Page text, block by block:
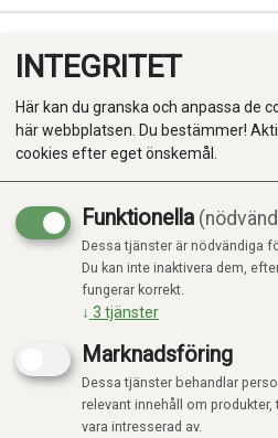
Produkter
Kategorier
INTEGRITET
Här kan du granska och anpassa de
här webbplatsen. Du bestämmer!
cookies efter eget önskemål.
Funktionella
Dessa tjänster är nödvändiga
Du kan inte inaktivera dem,
fungerar korrekt.
↓ 3 tjänster
Marknadsföring
Dessa tjänster behandlar
relevant innehåll om
vara intresserad av.